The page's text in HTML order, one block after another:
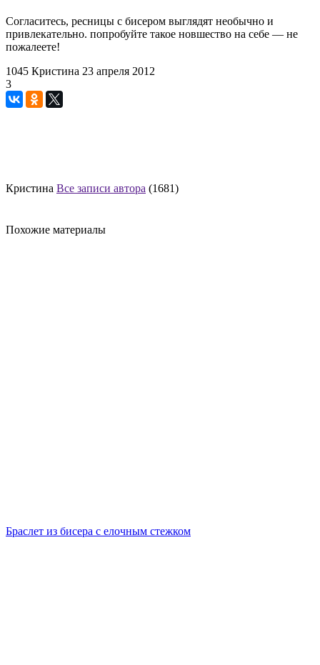
Согласитесь, ресницы с бисером выглядят необычно и
привлекательно. попробуйте такое новшество на себе — не
пожалеете!
1045 Кристина 23 апреля 2012
3
Кристина Все записи автора (1681)
Похожие материалы
Браслет из бисера с елочным стежком